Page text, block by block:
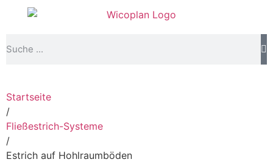
Startseite
/
Fließestrich-Systeme
/
Estrich auf Hohlraumböden